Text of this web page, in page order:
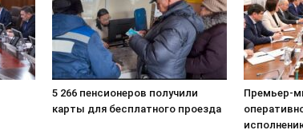
5 266 пенсионеров получили
карты для бесплатного проезда
Премьер-